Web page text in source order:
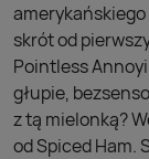
skrót od
Pointless
głupie,
z tą mielonką?
od Spiced Ham.